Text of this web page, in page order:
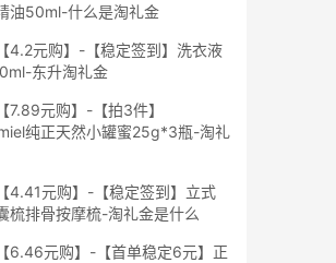
油50ml-什么是淘礼金
4.2元购】-【稳定签到】洗衣液
东升淘礼金
7.89元购】-【拍3件】
纯正天然小罐蜜25g*3瓶-淘礼
4.41元购】-【稳定签到】立式
梳排骨按摩梳-淘礼金是什么
6.46元购】-【首单稳定6元】正